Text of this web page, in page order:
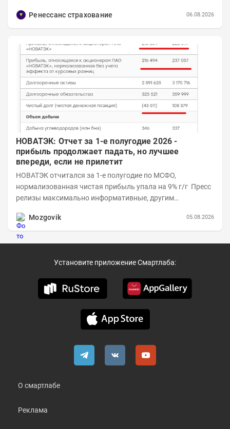
Ренессанс страхование
06.08.2026
НОВАТЭК: Отчет за 1-е полугодие 2026 -
прибыль продолжает падать, но лучшее
впереди, если не прилетит
НОВАТЭК отчитался за 1-е полугодие по МСФО,
нормализованная чистая прибыль упала на 9% г/г Пресс
релизы максимально информативные, другим
Mozgovik
05.08.2026
Установите приложение Смартлаба:
О смартлабе
Реклама